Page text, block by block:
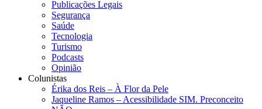
Publicações Legais
Segurança
Saúde
Tecnologia
Turismo
Podcasts
Opinião
Colunistas
Érika dos Reis​ – À Flor da Pele
Jaqueline Ramos – Acessibilidade SIM. Preconceito